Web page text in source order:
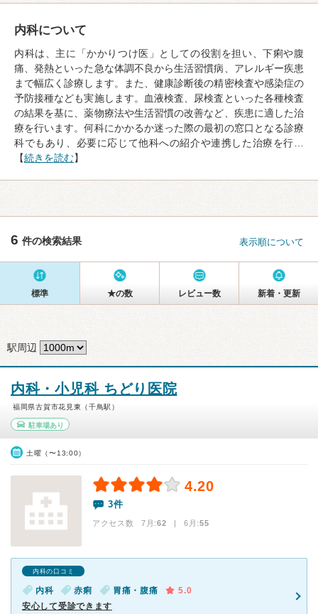
内科について
内科は、主に「かかりつけ医」としての役割を担い、下痢や腹
痛、発熱といった急な体調不良から生活習慣病、アレルギー疾患
まで幅広く診療します。また、健康診断後の精密検査や感染症の
予防接種なども実施します。血液検査、尿検査といった各種検査
の結果を基に、薬物療法や生活習慣の改善など、疾患に適した治
療を行います。何科にかかるか迷った際の最初の窓口となる診療
科でもあり、必要に応じて他科への紹介や連携した治療を行…
【続きを読む】
6 件の検索結果 表示順について
標準 ★の数 レビュー数 新着・更新
駅周辺
内科・小児科 ちどり医院
福岡県古賀市花見東（千鳥駅）
駐車場あり
土曜（〜13:00）
4.20
3件
アクセス数 7月:62 | 6月:55
内科の口コミ
内科 赤痢 胃痛・腹痛
5.0
安心して受診できます